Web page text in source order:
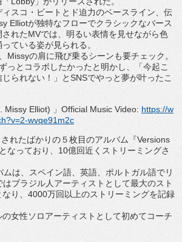
スコ・ビートとド迫力のベースライン、 伝
Elliotが独特なフローでクラシックなバース
されたMVでは、 明るい表情を見せながら色
ている姿が見られる。
Missyの肩に飛び乗るシーンも要チェック。
っとコラボしたかったと明かし、「今起こ
られない！」とSNSでやっと夢が叶ったこ
Missy Elliot) 」 Official Music Video: https://w
wvqe91m2c
れたばかりの５枚目のアルバム『Versions
なっており、 10億回近くストリーミングさ
は、スペイン語、英語、 ポルトガル語でリ
はブラジル人アーティストとして最大のスト
り、 4000万回以上のストリーミングを記録
の女性ソロアーティストとして初めてコーチ